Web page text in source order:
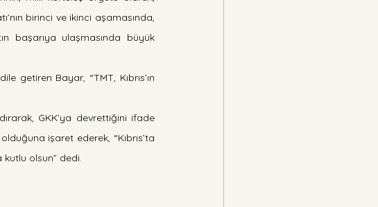
birinci ve ikinci aşamasında,
başarıya ulaşmasında büyük
getiren Bayar, “TMT, Kıbrıs’ın
GKK’ya devrettiğini ifade
işaret ederek, “Kıbrıs’ta
kutlu olsun” dedi.